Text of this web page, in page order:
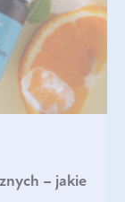
– jakie